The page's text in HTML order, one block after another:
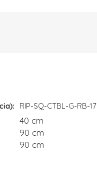
RIP-SQ-CTBL-G-RB-17
40 cm
90 cm
90 cm